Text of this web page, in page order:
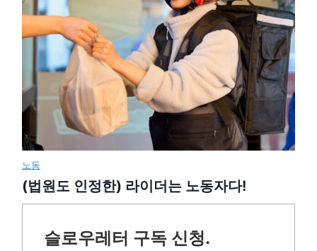
노동
(법원도 인정한) 라이더는 노동자다!
슬로우레터 구독 신청.